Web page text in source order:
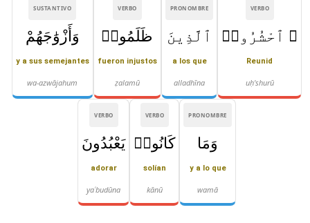
VERBO
۞ ٱحْشُرُوا۟
Reunid
uḥ'shurū
PRONOMBRE
ٱلَّذِينَ
a los que
alladhīna
VERBO
ظَلَمُوا۟
fueron injustos
ẓalamū
SUSTANTIVO
وَأَزْوَٰجَهُمْ
y a sus semejantes
wa-azwājahum
PRONOMBRE
وَمَا
y a lo que
wamā
VERBO
كَانُوا۟
solían
kānū
VERBO
يَعْبُدُونَ
adorar
yaʿbudūna